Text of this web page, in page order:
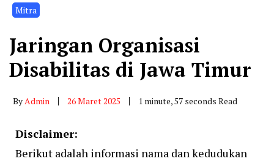
Mitra
Jaringan Organisasi
Disabilitas di Jawa Timur
ByAdmin 26 Maret 2025 1 minute, 57 seconds Read
Disclaimer:
Berikut adalah informasi nama dan kedudukan